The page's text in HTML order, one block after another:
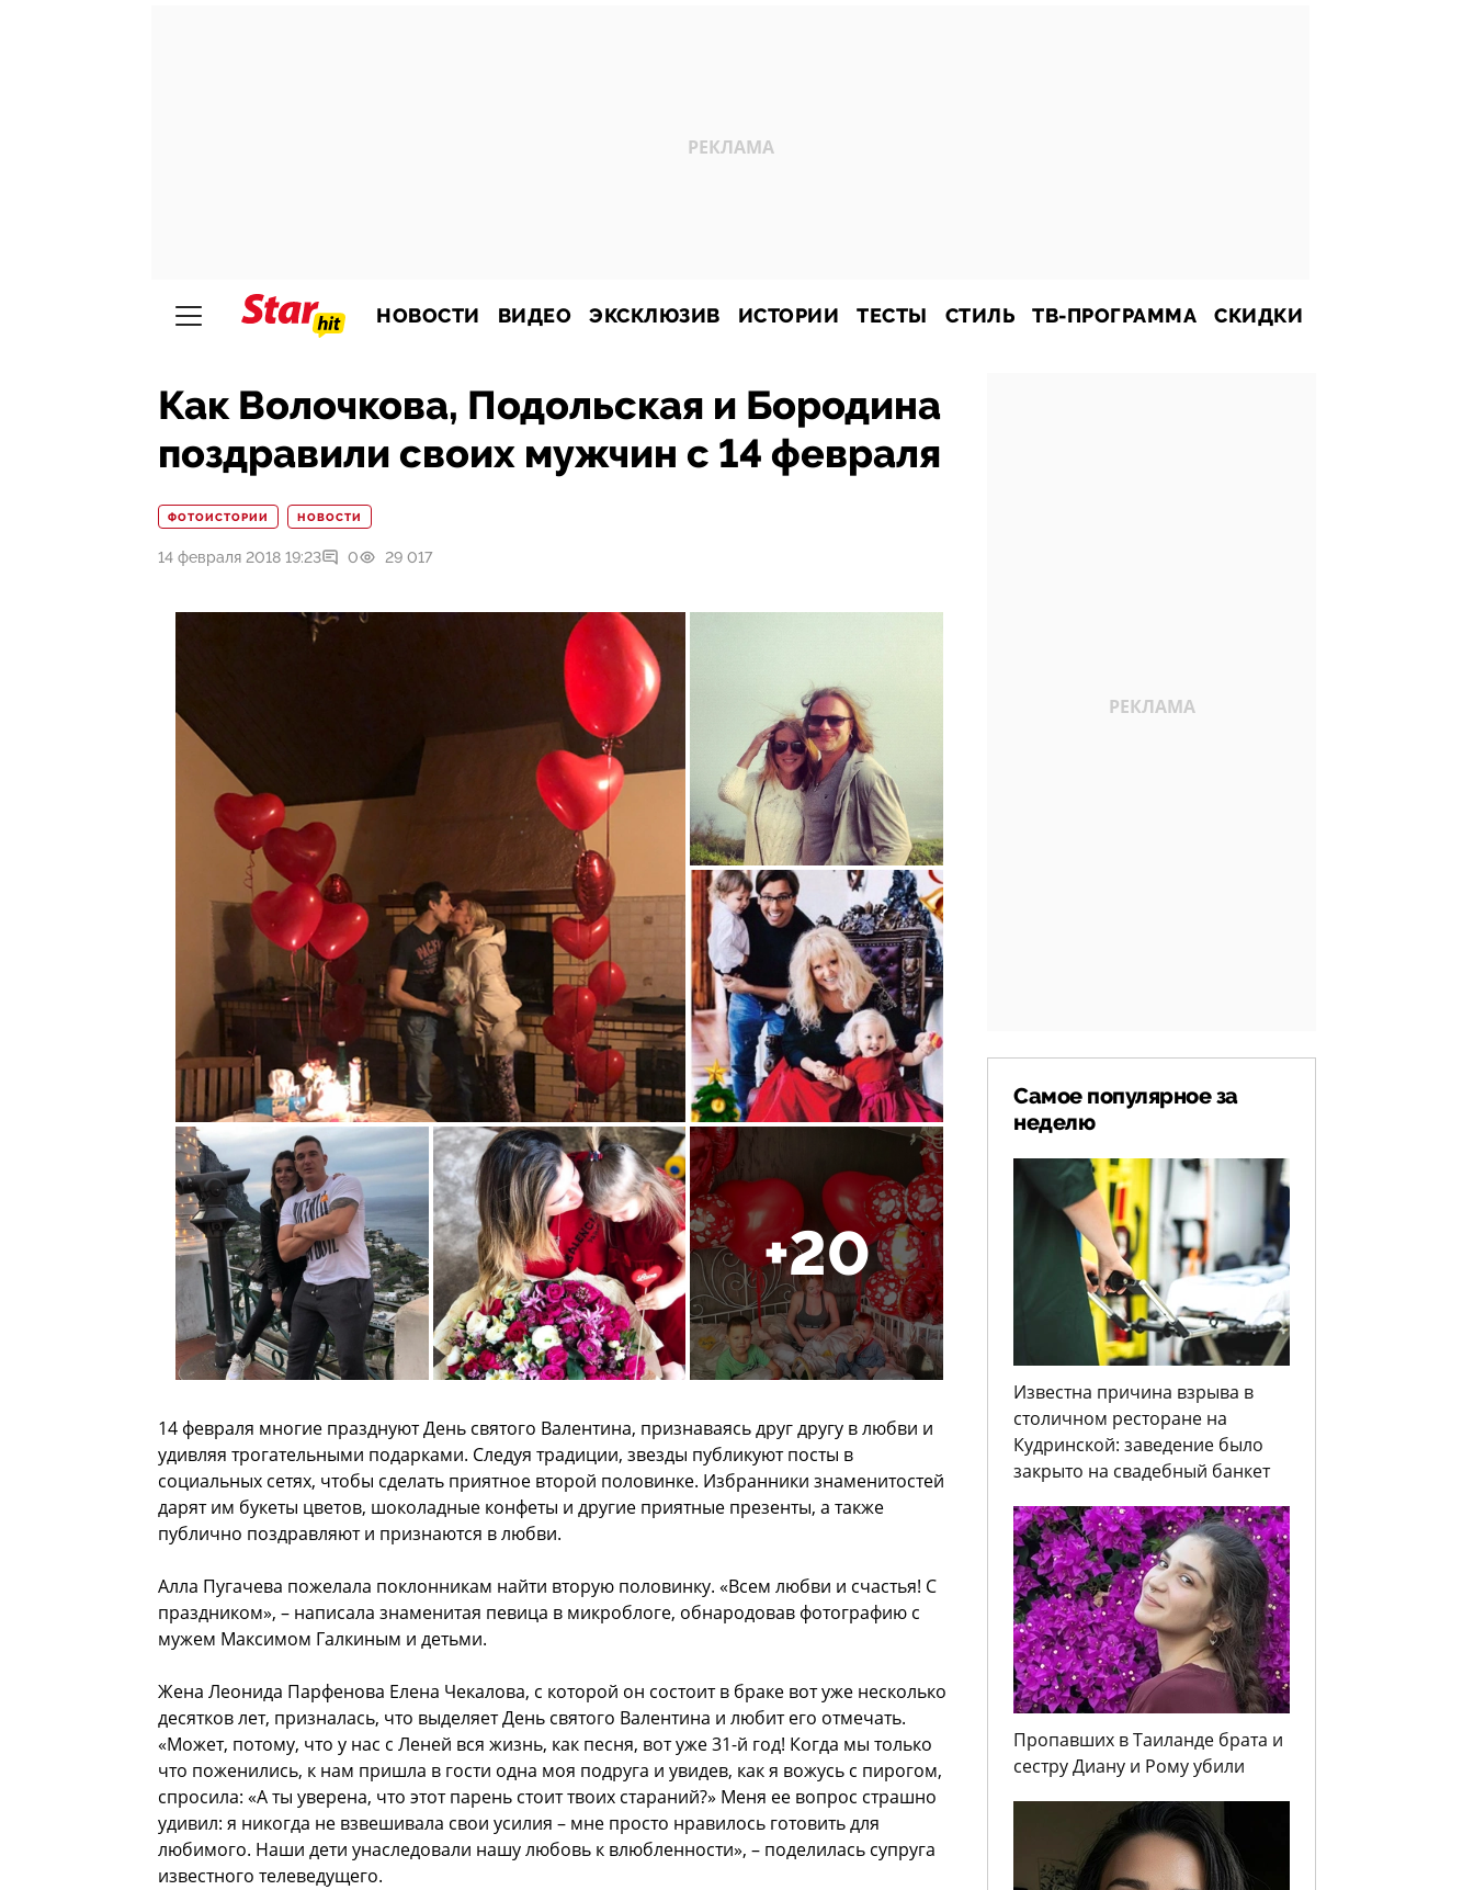
НОВОСТИ ВИДЕО ЭКСКЛЮЗИВ ИСТОРИИ ТЕСТЫ СТИЛЬ ТВ-ПРОГРАММА СКИДКИ
Как Волочкова, Подольская и Бородина
поздравили своих мужчин с 14 февраля
ФОТОИСТОРИИ НОВОСТИ
14 февраля 2018 19:23 0 29 017
+20
14 февраля многие празднуют День святого Валентина, признаваясь друг другу в любви и
удивляя трогательными подарками. Следуя традиции, звезды публикуют посты в
социальных сетях, чтобы сделать приятное второй половинке. Избранники знаменитостей
дарят им букеты цветов, шоколадные конфеты и другие приятные презенты, а также
публично поздравляют и признаются в любви.
Алла Пугачева пожелала поклонникам найти вторую половинку. «Всем любви и счастья! С
праздником», – написала знаменитая певица в микроблоге, обнародовав фотографию с
мужем Максимом Галкиным и детьми.
Жена Леонида Парфенова Елена Чекалова, с которой он состоит в браке вот уже несколько
десятков лет, призналась, что выделяет День святого Валентина и любит его отмечать.
«Может, потому, что у нас с Леней вся жизнь, как песня, вот уже 31-й год! Когда мы только
что поженились, к нам пришла в гости одна моя подруга и увидев, как я вожусь с пирогом,
спросила: «А ты уверена, что этот парень стоит твоих стараний?» Меня ее вопрос страшно
удивил: я никогда не взвешивала свои усилия – мне просто нравилось готовить для
любимого. Наши дети унаследовали нашу любовь к влюбленности», – поделилась супруга
известного телеведущего.
Самое популярное за
неделю
Известна причина взрыва в
столичном ресторане на
Кудринской: заведение было
закрыто на свадебный банкет
Пропавших в Таиланде брата и
сестру Диану и Рому убили